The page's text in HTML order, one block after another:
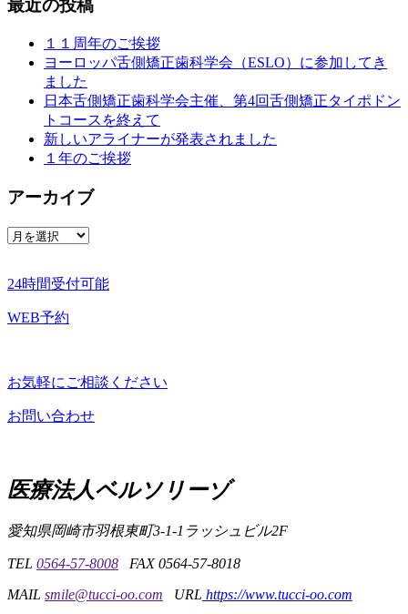
最近の投稿
１１周年のご挨拶
ヨーロッパ舌側矯正歯科学会（ESLO）に参加してき
ました
日本舌側矯正歯科学会主催、第4回舌側矯正タイポドン
トコースを終えて
新しいアライナーが発表されました
１年のご挨拶
アーカイブ
ア
イ
ブ
24時間受付可能
WEB予約
お気軽にご相談ください
お問い合わせ
ペ
ジ
先
に
医療法人ベルソリーゾ
愛知県岡崎市羽根東町3-1-1 ラッシュビル2F
TEL 0564-57-8008
FAX 0564-57-8018
MAIL smile@tucci-oo.com URL https://www.tucci-oo.com